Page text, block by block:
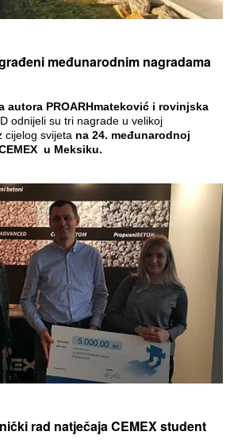
međunarodnim nagradama
autora PROARHmateković i rovinjska
odnijeli su tri nagrade u velikoj
cijelog svijeta na 24. međunarodnoj
u Meksiku.
rad natječaja CEMEX student